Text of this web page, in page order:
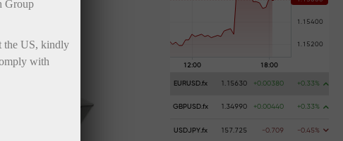
EURUSD.fx 1.15630 +0.00380 +0.33%
GBPUSD.fx 1.34990 +0.00440 +0.33%
USDJPY.fx 157.725 -0.709 -0.45%
Group
the US, kindly
with